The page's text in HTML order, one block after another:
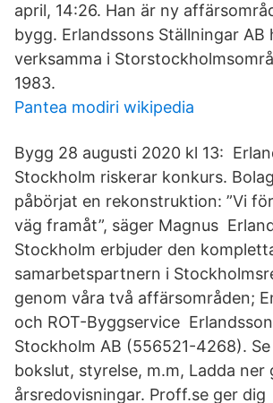
april, 14:26. Han är ny
bygg. Erlandssons Ställningar AB
verksamma i
1983.
Pantea modiri wikipedia
Bygg 28 augusti 2020 kl 13:
Stockholm riskerar konkurs.
påbörjat en rekonstruktion: ”Vi
väg framåt”, säger Magnus
Stockholm erbjuder den
samarbetspartnern i
genom våra två affärsområden;
och ROT-Byggservice
Stockholm AB (556521-4268).
bokslut, styrelse, m.m, Ladda ner
årsredovisningar. Proff.se ger dig